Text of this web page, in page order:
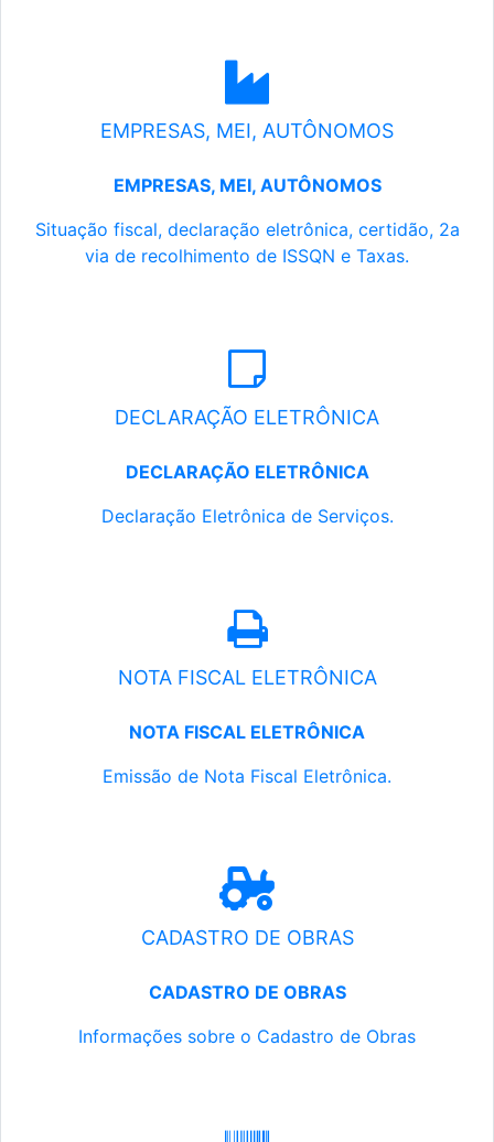
EMPRESAS, MEI, AUTÔNOMOS
EMPRESAS, MEI, AUTÔNOMOS
Situação fiscal, declaração eletrônica, certidão, 2a
via de recolhimento de ISSQN e Taxas.
DECLARAÇÃO ELETRÔNICA
DECLARAÇÃO ELETRÔNICA
Declaração Eletrônica de Serviços.
NOTA FISCAL ELETRÔNICA
NOTA FISCAL ELETRÔNICA
Emissão de Nota Fiscal Eletrônica.
CADASTRO DE OBRAS
CADASTRO DE OBRAS
Informações sobre o Cadastro de Obras